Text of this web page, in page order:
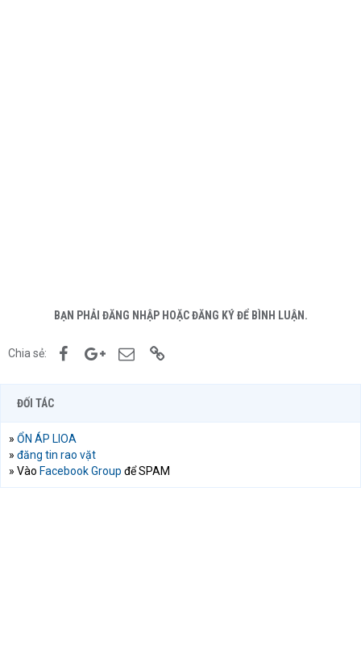
BẠN PHẢI ĐĂNG NHẬP HOẶC ĐĂNG KÝ ĐỂ BÌNH LUẬN.
Chia sẻ: FacebookGoogle+Email
ĐỐI TÁC
» ỔN ÁP LIOA
» đăng tin rao vặt
» Vào Facebook Group để SPAM